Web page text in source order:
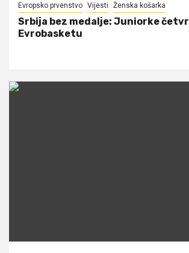
Evropsko prvenstvo Vijesti Ženska košarka
Srbija bez medalje: Juniorke
Evrobasketu